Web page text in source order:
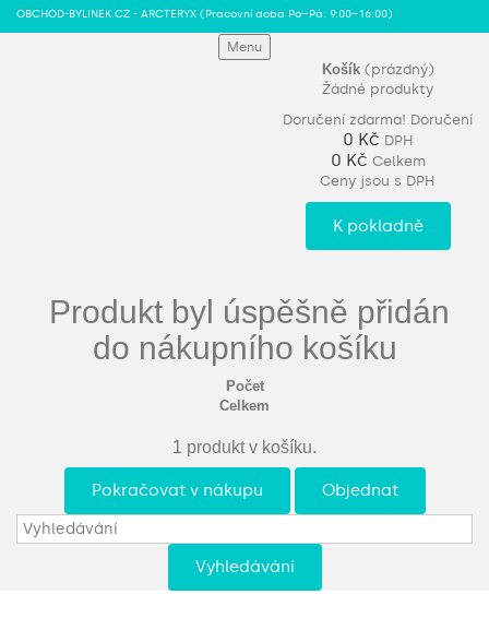
OBCHOD-BYLINEK.CZ - ARCTERYX (Pracovní doba Po–Pá: 9:00–16:00)
Menu
Košík (prázdný)
Žádné produkty
Doručení zdarma! Doručení
0 Kč DPH
0 Kč Celkem
Ceny jsou s DPH
K pokladně
Produkt byl úspěšně přidán
do nákupního košíku
Počet
Celkem
1 produkt v košíku.
Pokračovat v nákupu Objednat
Vyhledávání